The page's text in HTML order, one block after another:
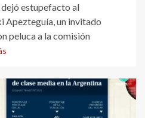
dejó estupefacto al
Apezteguía, un invitado
peluca a la comisión